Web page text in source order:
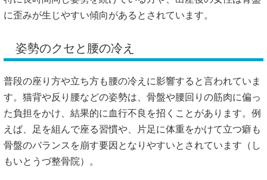
に歪みが生じやすい傾向があるとされています。
姿勢のクセと腰の冷え
普段の座り方や立ち方も腰の冷えに影響すると言われていま
す。猫背や反り腰などの姿勢は、骨盤や腰回りの筋肉に偏っ
た負担をかけ、結果的に血行不良を招くことがあります。例
えば、足を組んで座る習慣や、片足に体重をかけて立つ癖も
骨盤のバランスを崩す要因となりやすいとされています（ し
もいとうづ整骨院）。